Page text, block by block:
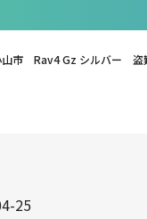
山市 Rav4 Gz シルバー 盗
25